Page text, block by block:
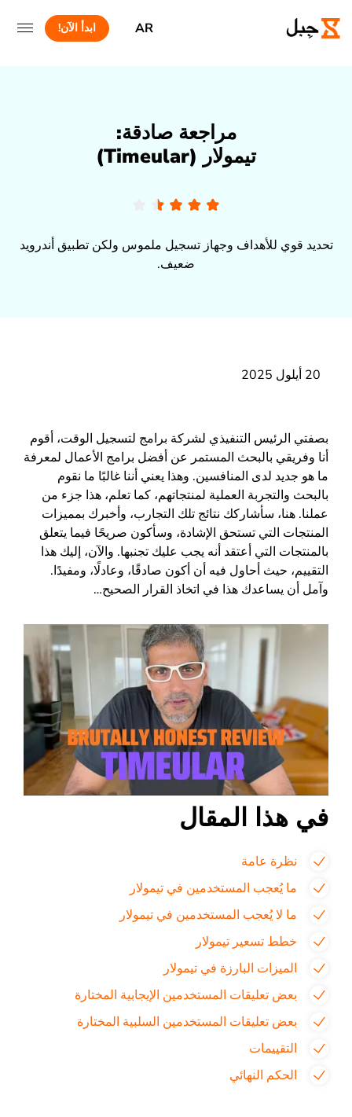
AR ابدأ الآن!
مراجعة صادقة:
تيمولار (Timeular)
تحديد قوي للأهداف وجهاز تسجيل ملموس ولكن تطبيق أندرويد
ضعيف.
20 أيلول 2025
بصفتي الرئيس التنفيذي لشركة برامج لتسجيل الوقت، أقوم
أنا وفريقي بالبحث المستمر عن أفضل برامج الأعمال لمعرفة
ما هو جديد لدى المنافسين. وهذا يعني أننا غالبًا ما نقوم
بالبحث والتجربة العملية لمنتجاتهم، كما تعلم، هذا جزء من
عملنا. هنا، سأشاركك نتائج تلك التجارب، وأخبرك بمميزات
المنتجات التي تستحق الإشادة، وسأكون صريحًا فيما يتعلق
بالمنتجات التي أعتقد أنه يجب عليك تجنبها. والآن، إليك هذا
التقييم، حيث أحاول فيه أن أكون صادقًا، وعادلًا، ومفيدًا.
وآمل أن يساعدك هذا في اتخاذ القرار الصحيح…
في هذا المقال
نظرة عامة
ما يُعجب المستخدمين في تيمولار
ما لا يُعجب المستخدمين في تيمولار
خطط تسعير تيمولار
الميزات البارزة في تيمولار
بعض تعليقات المستخدمين الإيجابية المختارة
بعض تعليقات المستخدمين السلبية المختارة
التقييمات
الحكم النهائي